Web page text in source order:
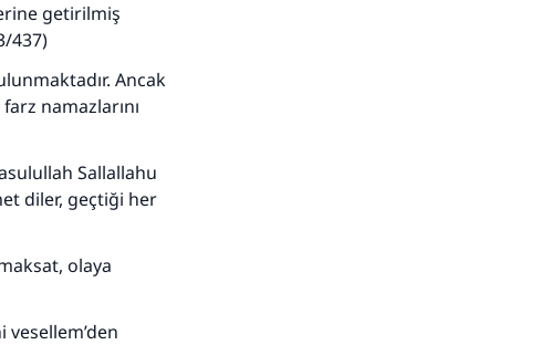
getirilmiş
437)
Ancak
namazlarını
Sallallahu
diler, geçtiği her
olaya